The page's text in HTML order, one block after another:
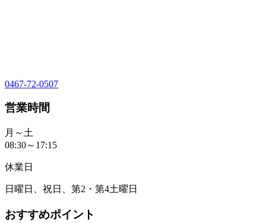
0467-72-0507
営業時間
月～土
08:30～17:15
休業日
日曜日、祝日、第2・第4土曜日
おすすめポイント